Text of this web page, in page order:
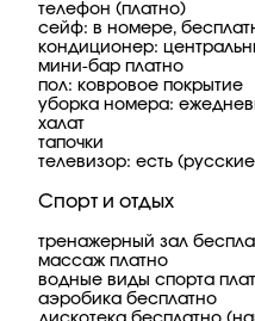
телефон (платно)
сейф: в номере,
кондиционер:
мини-бар платно
пол: ковровое покрытие
уборка номера:
халат
тапочки
телевизор: есть
Спорт и отдых
тренажерный зал
массаж платно
водные виды спорта
аэробика бесплатно